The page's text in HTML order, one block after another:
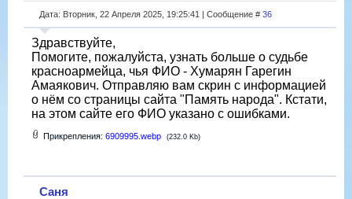
Дата: Вторник, 22 Апреля 2025, 19:25:41 | Сообщение # 36
Здравствуйте,
Помогите, пожалуйста, узнать больше о судьбе
красноармейца, чья ФИО - Хумарян Гарегин
Амаякович. Отправляю вам скрин с информацией
о нём со страницы сайта "Память народа". Кстати,
на этом сайте его ФИО указано с ошибками.
Прикрепления: 6909995.webp (232.0 Kb)
Саня